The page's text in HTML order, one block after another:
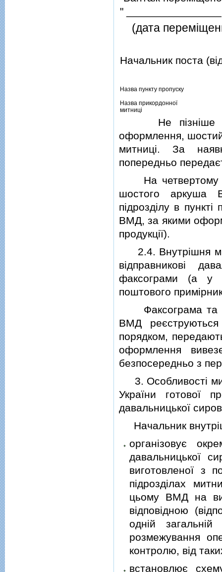
"
(дата
Начальник
Назва пункту пропуску
Назва прикордонної
митницi
Не пiзнiше дня,
оформлення,
митницi. За
попередньо
На четвертому
шостого аркуша
пiдроздiлу в пунктi
ВМД, за якими
продукцiї).
2.4. Внутрiшня
вiдправниковi
факсограми (а у
поштового
Факсограма та
ВМД
порядком,
оформлення
безпосередньо з
3. Особливостi
України готової
давальницької
Начальник
органiзовує
давальницької
виготовленої з
пiдроздiлах
цьому ВМД на
вiдповiдною
однiй загальнiй
розмежування
контролю, вiд
встановлює